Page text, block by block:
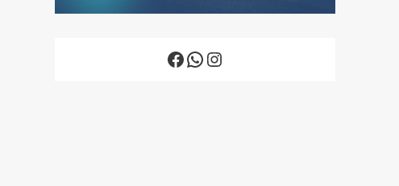
Facebook
WhatsApp
Instagram